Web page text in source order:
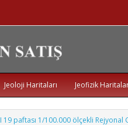
Jeoloji Haritaları Jeofizik
I 19 paftası 1/100.000 ölçekli